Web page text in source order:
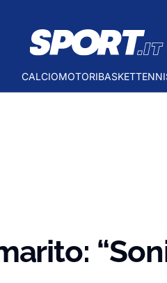
CALCIOMOTORIBASKET